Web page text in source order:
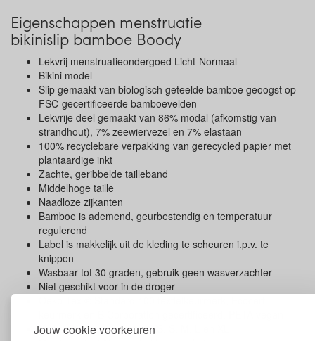
Jouw cookie voorkeuren
Eigenschappen menstruatie
bikinislip bamboe Boody
Lekvrij menstruatieondergoed Licht-Normaal
Bikini model
Slip gemaakt van biologisch geteelde bamboe geoogst op
FSC-gecertificeerde bamboevelden
Lekvrije deel gemaakt van 86% modal (afkomstig van
strandhout), 7% zeewiervezel en 7% elastaan
100% recyclebare verpakking van gerecycled papier met
plantaardige inkt
Zachte, geribbelde tailleband
Middelhoge taille
Naadloze zijkanten
Bamboe is ademend, geurbestendig en temperatuur
regulerend
Label is makkelijk uit de kleding te scheuren i.p.v. te
knippen
Wasbaar tot 30 graden, gebruik geen wasverzachter
Niet geschikt voor in de droger
Verkrijgbaar in de maten XS, S, M, L en XL